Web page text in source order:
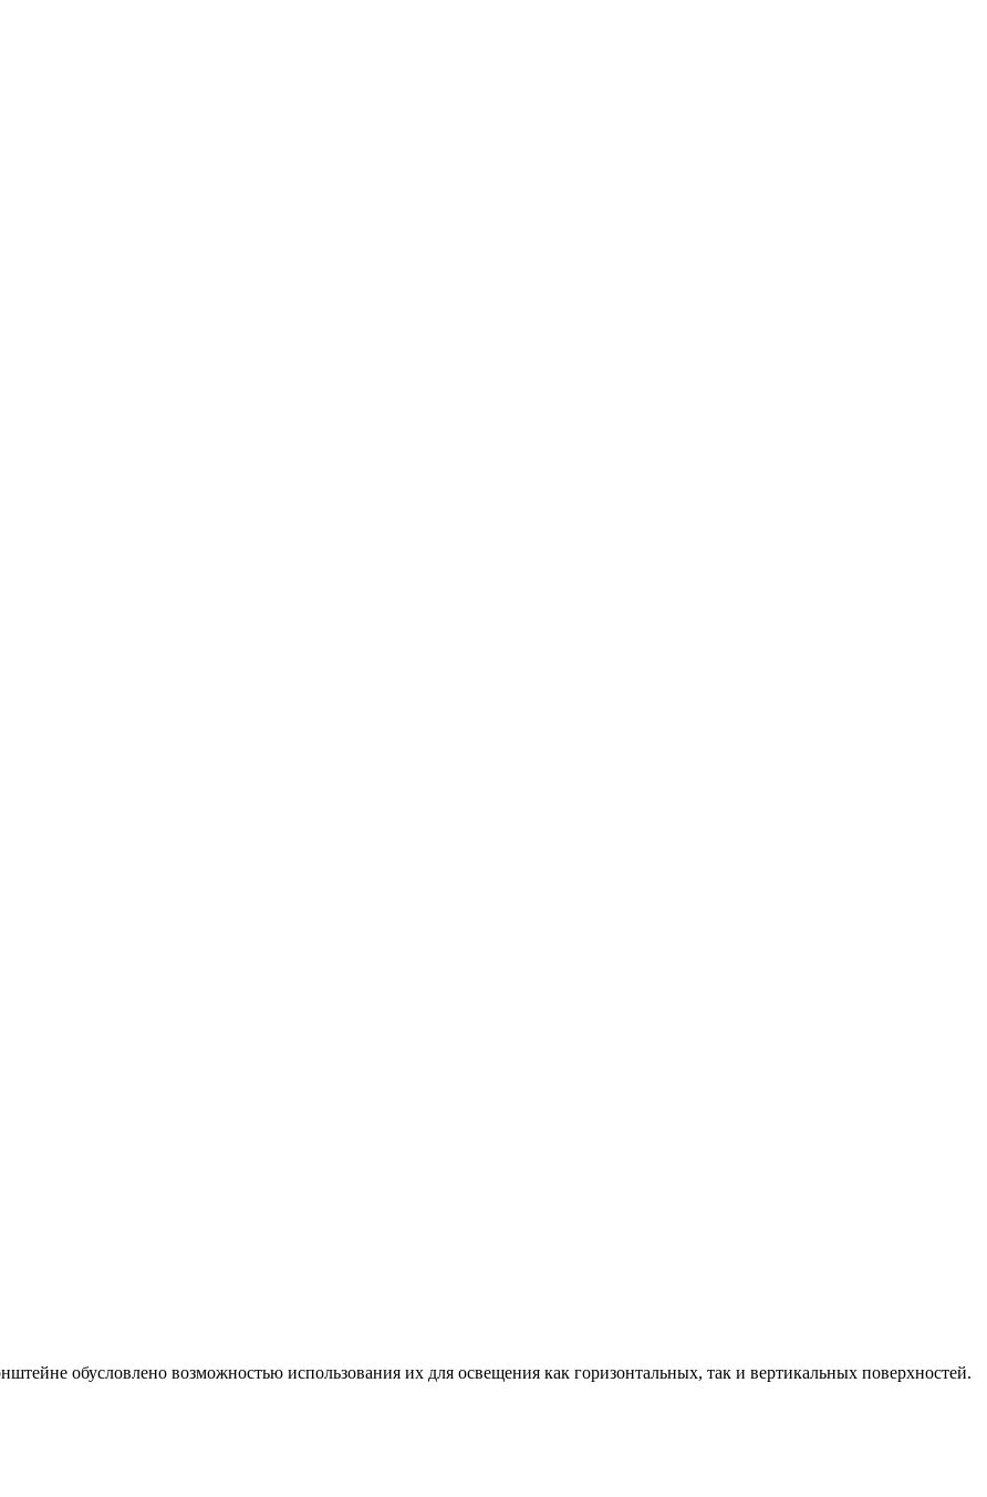
обусловлено возможностью использования их для освещения как горизонтальных, так и вертикальных поверхностей.